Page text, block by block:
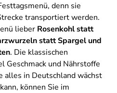
denn sie
transportiert werden.
lieber Rosenkohl statt
statt Spargel und
. Die klassischen
Geschmack und Nährstoffe
alles in Deutschland wächst
können Sie im